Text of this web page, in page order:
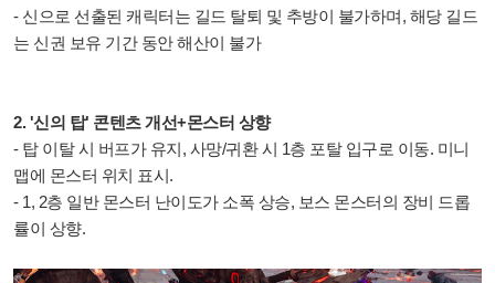
- 신으로 선출된 캐릭터는 길드 탈퇴 및 추방이 불가하며, 해당 길드
는 신권 보유 기간 동안 해산이 불가
2. '신의 탑' 콘텐츠 개선+몬스터 상향
- 탑 이탈 시 버프가 유지, 사망/귀환 시 1층 포탈 입구로 이동. 미니
맵에 몬스터 위치 표시.
- 1, 2층 일반 몬스터 난이도가 소폭 상승, 보스 몬스터의 장비 드롭
률이 상향.